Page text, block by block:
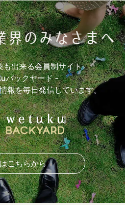
も出来る会員制サイト
バックヤード -
報を毎日発信しています。
こちらから